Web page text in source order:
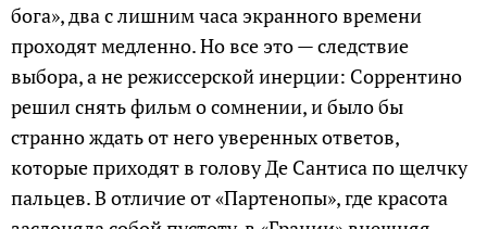
бога», два с лишним часа экранного времени
проходят медленно. Но все это — следствие
выбора, а не режиссерской инерции: Соррентино
решил снять фильм о сомнении, и было бы
странно ждать от него уверенных ответов,
которые приходят в голову Де Сантиса по щелчку
пальцев. В отличие от «Партенопы», где красота